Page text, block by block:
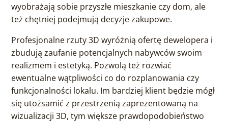
wyobrażają sobie przyszłe mieszkanie czy dom, ale
też chętniej podejmują decyzje zakupowe.
Profesjonalne rzuty 3D wyróżnią ofertę dewelopera i
zbudują zaufanie potencjalnych nabywców swoim
realizmem i estetyką. Pozwolą też rozwiać
ewentualne wątpliwości co do rozplanowania czy
funkcjonalności lokalu. Im bardziej klient będzie mógł
się utożsamić z przestrzenią zaprezentowaną na
wizualizacji 3D, tym większe prawdopodobieństwo